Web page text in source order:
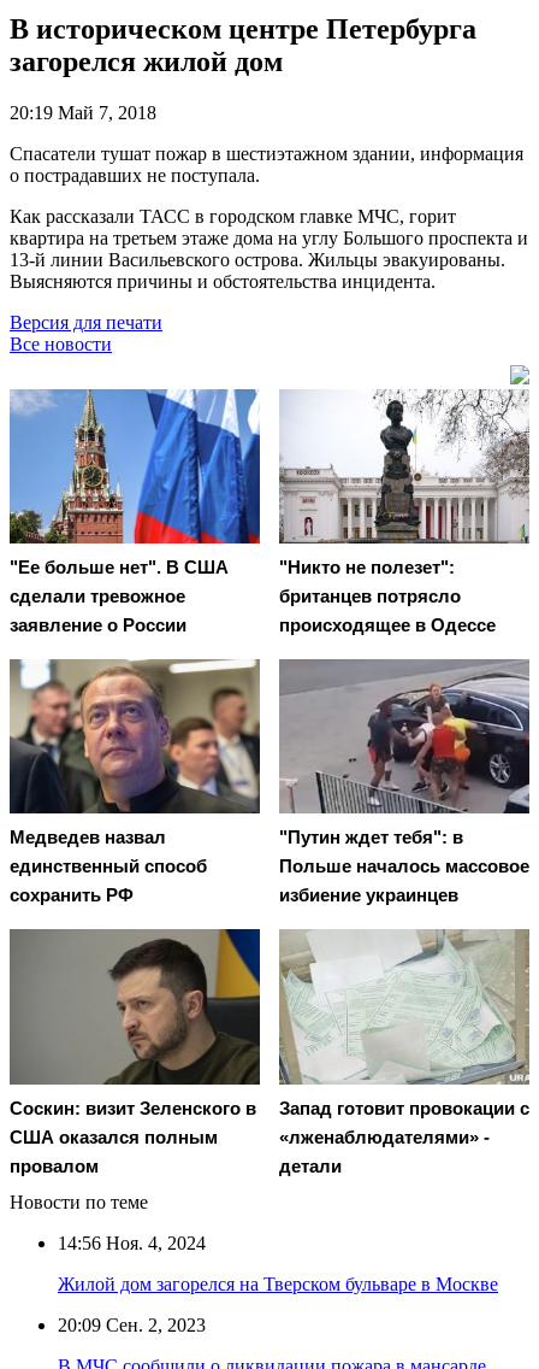
В историческом центре Петербурга
загорелся жилой дом
20:19 Май 7, 2018
Спасатели тушат пожар в шестиэтажном здании, информация
о пострадавших не поступала.
Как рассказали ТАСС в городском главке МЧС, горит
квартира на третьем этаже дома на углу Большого проспекта и
13-й линии Васильевского острова. Жильцы эвакуированы.
Выясняются причины и обстоятельства инцидента.
Версия для печати
Все новости
"Ее больше нет". В США
сделали тревожное
заявление о России
"Никто не полезет":
британцев потрясло
происходящее в Одессе
Медведев назвал
единственный способ
сохранить РФ
"Путин ждет тебя": в
Польше началось массовое
избиение украинцев
Соскин: визит Зеленского в
США оказался полным
провалом
Запад готовит провокации с
«лженаблюдателями» -
детали
Новости по теме
14:56 Ноя. 4, 2024
Жилой дом загорелся на Тверском бульваре в Москве
20:09 Сен. 2, 2023